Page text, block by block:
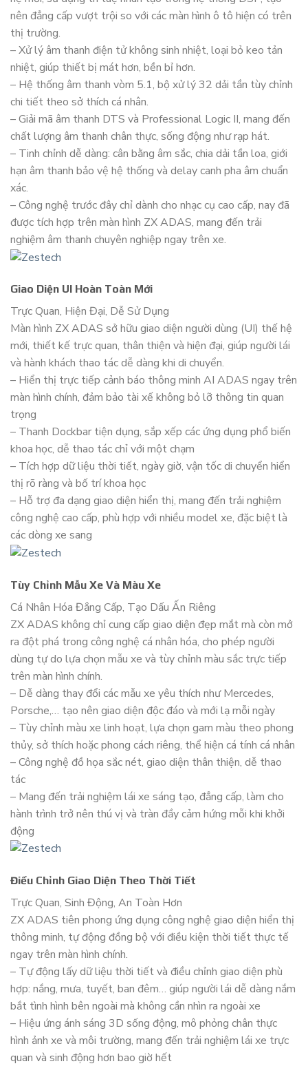
nên đẳng cấp vượt trội so với các màn hình ô tô hiện có trên
thị trường.
– Xử lý âm thanh điện tử không sinh nhiệt, loại bỏ keo tản
nhiệt, giúp thiết bị mát hơn, bền bỉ hơn.
– Hệ thống âm thanh vòm 5.1, bộ xử lý 32 dải tần tùy chỉnh
chi tiết theo sở thích cá nhân.
– Giải mã âm thanh DTS và Professional Logic II, mang đến
chất lượng âm thanh chân thực, sống động như rạp hát.
– Tinh chỉnh dễ dàng: cân bằng âm sắc, chia dải tần loa, giới
hạn âm thanh bảo vệ hệ thống và delay canh pha âm chuẩn
xác.
– Công nghệ trước đây chỉ dành cho nhạc cụ cao cấp, nay đã
được tích hợp trên màn hình ZX ADAS, mang đến trải
nghiệm âm thanh chuyên nghiệp ngay trên xe.
Giao Diện UI Hoàn Toàn Mới
Trực Quan, Hiện Đại, Dễ Sử Dụng
Màn hình ZX ADAS sở hữu giao diện người dùng (UI) thế hệ
mới, thiết kế trực quan, thân thiện và hiện đại, giúp người lái
và hành khách thao tác dễ dàng khi di chuyển.
– Hiển thị trực tiếp cảnh báo thông minh AI ADAS ngay trên
màn hình chính, đảm bảo tài xế không bỏ lỡ thông tin quan
trọng
– Thanh Dockbar tiện dụng, sắp xếp các ứng dụng phổ biến
khoa học, dễ thao tác chỉ với một chạm
– Tích hợp dữ liệu thời tiết, ngày giờ, vận tốc di chuyển hiển
thị rõ ràng và bố trí khoa học
– Hỗ trợ đa dạng giao diện hiển thị, mang đến trải nghiệm
công nghệ cao cấp, phù hợp với nhiều model xe, đặc biệt là
các dòng xe sang
Tùy Chỉnh Mẫu Xe Và Màu Xe
Cá Nhân Hóa Đẳng Cấp, Tạo Dấu Ấn Riêng
ZX ADAS không chỉ cung cấp giao diện đẹp mắt mà còn mở
ra đột phá trong công nghệ cá nhân hóa, cho phép người
dùng tự do lựa chọn mẫu xe và tùy chỉnh màu sắc trực tiếp
trên màn hình chính.
– Dễ dàng thay đổi các mẫu xe yêu thích như Mercedes,
Porsche,… tạo nên giao diện độc đáo và mới lạ mỗi ngày
– Tùy chỉnh màu xe linh hoạt, lựa chọn gam màu theo phong
thủy, sở thích hoặc phong cách riêng, thể hiện cá tính cá nhân
– Công nghệ đồ họa sắc nét, giao diện thân thiện, dễ thao
tác
– Mang đến trải nghiệm lái xe sáng tạo, đẳng cấp, làm cho
hành trình trở nên thú vị và tràn đầy cảm hứng mỗi khi khởi
động
Điều Chỉnh Giao Diện Theo Thời Tiết
Trực Quan, Sinh Động, An Toàn Hơn
ZX ADAS tiên phong ứng dụng công nghệ giao diện hiển thị
thông minh, tự động đồng bộ với điều kiện thời tiết thực tế
ngay trên màn hình chính.
– Tự động lấy dữ liệu thời tiết và điều chỉnh giao diện phù
hợp: nắng, mưa, tuyết, ban đêm… giúp người lái dễ dàng nắm
bắt tình hình bên ngoài mà không cần nhìn ra ngoài xe
– Hiệu ứng ánh sáng 3D sống động, mô phỏng chân thực
hình ảnh xe và môi trường, mang đến trải nghiệm lái xe trực
quan và sinh động hơn bao giờ hết